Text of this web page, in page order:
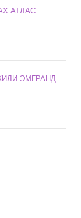
АТЛАС
ЭМГРАНД